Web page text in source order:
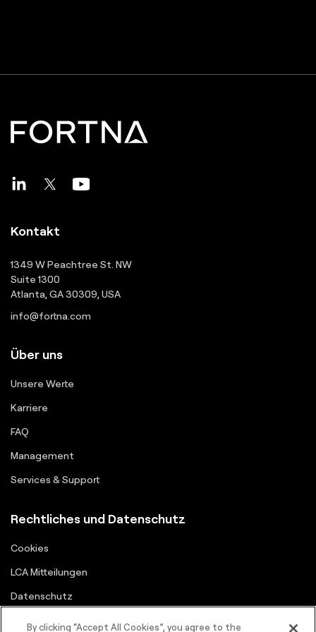
Kontakt
1349 W Peachtree St. NW
Suite 1300
Atlanta, GA 30309, USA
info@fortna.com
Über uns
Unsere Werte
Karriere
FAQ
Management
Services & Support
Rechtliches und Datenschutz
Cookies
LCA Mitteilungen
Datenschutz
By clicking “Accept All Cookies”, you agree to the